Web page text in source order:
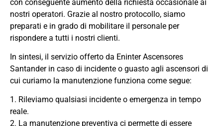
con conseguente aumento della richiesta occasionale ai
nostri operatori. Grazie al nostro protocollo, siamo
preparati e in grado di mobilitare il personale per
rispondere a tutti i nostri clienti.
In sintesi, il servizio offerto da Eninter Ascensores
Santander in caso di incidente o guasto agli ascensori di
cui curiamo la manutenzione funziona come segue:
1. Rileviamo qualsiasi incidente o emergenza in tempo
reale.
2. La manutenzione preventiva ci permette di essere